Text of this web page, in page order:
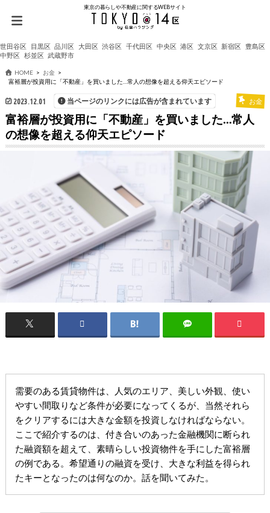
東京の暮らしや不動産に関するWEBサイト
世田谷区 目黒区 品川区 大田区 渋谷区 千代田区 中央区 港区 文京区 新宿区
豊島区
中野区 杉並区 武蔵野市
HOME
お金
富裕層が投資用に「不動産」を買いました…常人の想像を超える仰天エピソード
2023.12.01 お金
当ページのリンクには広告が含まれています
富裕層が投資用に「不動産」を買いました…常人
の想像を超える仰天エピソード
需要のある賃貸物件は、人気のエリア、美しい外観、使い
やすい間取りなど条件が必要になってくるが、当然それら
をクリアするには大きな金額を投資しなければならない。
ここで紹介するのは、付き合いのあった金融機関に断られ
た融資額を超えて、素晴らしい投資物件を手にした富裕層
の例である。希望通りの融資を受け、大きな利益を得られ
たキーとなったのは何なのか。話を聞いてみた。